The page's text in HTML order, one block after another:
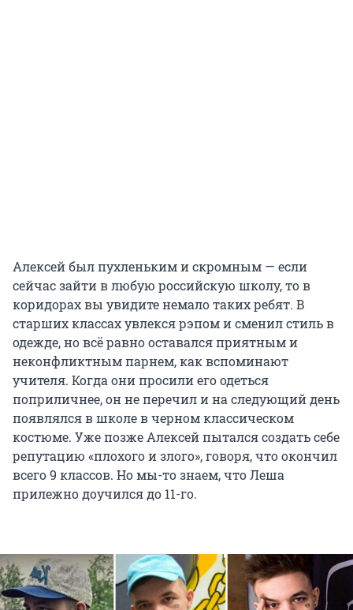
Алексей был пухленьким и скромным — если
сейчас зайти в любую российскую школу, то в
коридорах вы увидите немало таких ребят. В
старших классах увлекся рэпом и сменил стиль в
одежде, но всё равно оставался приятным и
неконфликтным парнем, как вспоминают
учителя. Когда они просили его одеться
поприличнее, он не перечил и на следующий день
появлялся в школе в черном классическом
костюме. Уже позже Алексей пытался создать себе
репутацию «плохого и злого», говоря, что окончил
всего 9 классов. Но мы-то знаем, что Леша
прилежно доучился до 11-го.